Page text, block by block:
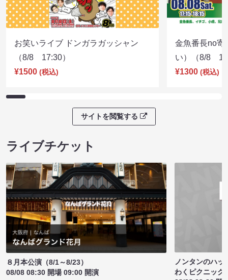
お笑いライブ ドンガラガッシャン
（8/8 17:30）
¥1500 (税込)
金魚番長no寄
い）（8/8
¥1300 (税込)
サイトを閲覧する
ライブチケット
８月本公演（8/1～8/23）
08/08 08:30 開場 09:00 開演
ノンタンのハッ
わくピクニック